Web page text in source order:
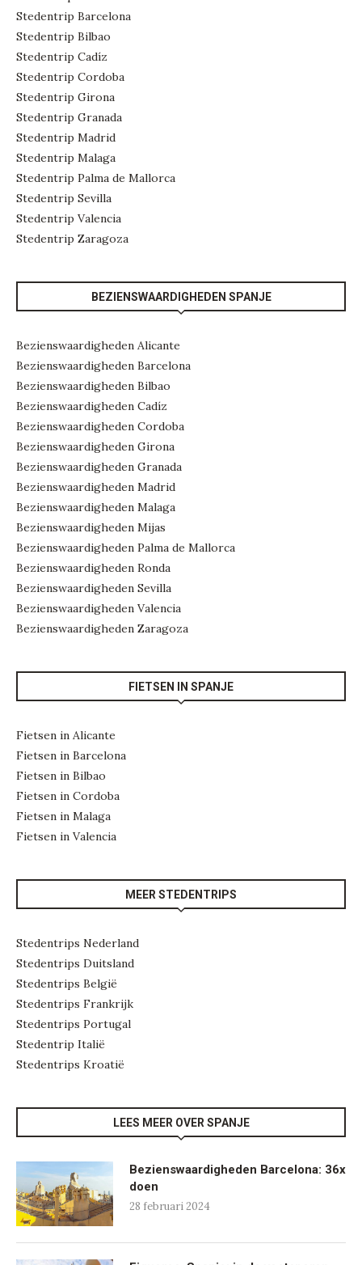
Stedentrip Barcelona
Stedentrip Bilbao
Stedentrip Cadíz
Stedentrip Cordoba
Stedentrip Girona
Stedentrip Granada
Stedentrip Madrid
Stedentrip Malaga
Stedentrip Palma de Mallorca
Stedentrip Sevilla
Stedentrip Valencia
Stedentrip Zaragoza
BEZIENSWAARDIGHEDEN SPANJE
Bezienswaardigheden Alicante
Bezienswaardigheden Barcelona
Bezienswaardigheden Bilbao
Bezienswaardigheden Cadíz
Bezienswaardigheden Cordoba
Bezienswaardigheden Girona
Bezienswaardigheden Granada
Bezienswaardigheden Madrid
Bezienswaardigheden Malaga
Bezienswaardigheden Mijas
Bezienswaardigheden Palma de Mallorca
Bezienswaardigheden Ronda
Bezienswaardigheden Sevilla
Bezienswaardigheden Valencia
Bezienswaardigheden Zaragoza
FIETSEN IN SPANJE
Fietsen in Alicante
Fietsen in Barcelona
Fietsen in Bilbao
Fietsen in Cordoba
Fietsen in Malaga
Fietsen in Valencia
MEER STEDENTRIPS
Stedentrips Nederland
Stedentrips Duitsland
Stedentrips België
Stedentrips Frankrijk
Stedentrips Portugal
Stedentrip Italië
Stedentrips Kroatië
LEES MEER OVER SPANJE
Bezienswaardigheden Barcelona: 36x
doen
28 februari 2024